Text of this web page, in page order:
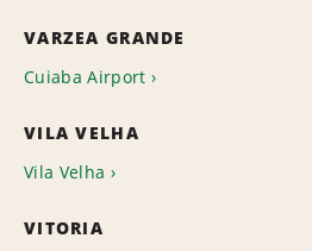
VARZEA GRANDE
Cuiaba Airport
VILA VELHA
Vila Velha
VITORIA